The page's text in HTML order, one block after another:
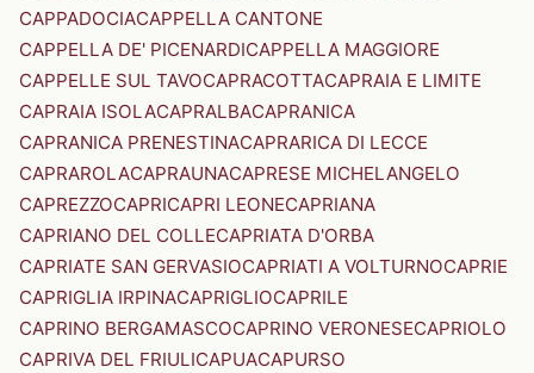
CAPPADOCIACAPPELLA CANTONE
CAPPELLA DE' PICENARDICAPPELLA MAGGIORE
CAPPELLE SUL TAVOCAPRACOTTACAPRAIA E LIMITE
CAPRAIA ISOLACAPRALBACAPRANICA
CAPRANICA PRENESTINACAPRARICA DI LECCE
CAPRAROLACAPRAUNACAPRESE MICHELANGELO
CAPREZZOCAPRICAPRI LEONECAPRIANA
CAPRIANO DEL COLLECAPRIATA D'ORBA
CAPRIATE SAN GERVASIOCAPRIATI A VOLTURNOCAPRIE
CAPRIGLIA IRPINACAPRIGLIOCAPRILE
CAPRINO BERGAMASCOCAPRINO VERONESECAPRIOLO
CAPRIVA DEL FRIULICAPUACAPURSO